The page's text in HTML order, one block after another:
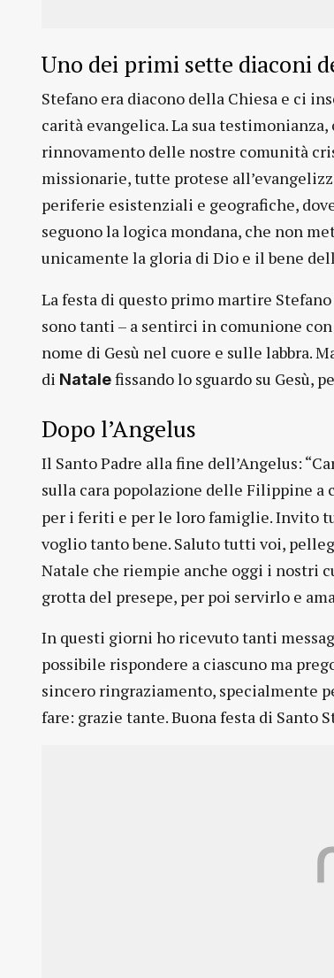
Uno dei primi sette diaconi
Stefano era diacono della Chiesa e ci
carità evangelica. La sua
rinnovamento delle nostre comunità
missionarie, tutte protese
periferie esistenziali e geografiche,
seguono la logica mondana, che non
unicamente la gloria di Dio e il bene
La festa di questo primo martire
sono tanti – a sentirci in comunione
nome di Gesù nel cuore e sulle labbra.
di Natalefissando lo sguardo su Gesù,
Dopo l’Angelus
Il Santo Padre alla fine dell’Angelus:
sulla cara popolazione delle Filippine a
per i feriti e per le loro famiglie. Invito
voglio tanto bene. Saluto tutti voi,
Natale che riempie anche oggi i nostri
grotta del presepe, per poi servirlo e
In questi giorni ho ricevuto tanti
possibile rispondere a ciascuno ma
sincero ringraziamento, specialmente
fare: grazie tante. Buona festa di Santo